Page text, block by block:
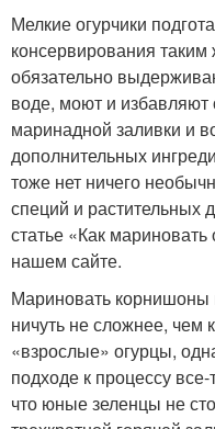
Мелкие огурчики
консервирования
обязательно
воде, моют и избавляют
маринадной заливки и
дополнительных
тоже нет ничего
специй и растительных
статье «Как
нашем сайте.
Мариновать корнишоны
ничуть не сложнее, чем
«взрослые» огурцы,
подходе к процессу
что юные зеленцы не